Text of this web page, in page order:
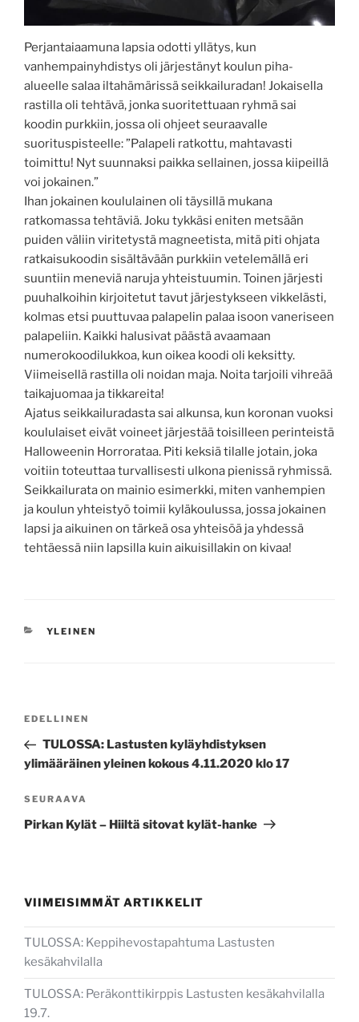
Perjantaiaamuna lapsia odotti yllätys, kun
vanhempainyhdistys oli järjestänyt koulun piha-
alueelle salaa iltahämärissä seikkailuradan! Jokaisella
rastilla oli tehtävä, jonka suoritettuaan ryhmä sai
koodin purkkiin, jossa oli ohjeet seuraavalle
suorituspisteelle: ”Palapeli ratkottu, mahtavasti
toimittu! Nyt suunnaksi paikka sellainen, jossa kiipeillä
voi jokainen.”
Ihan jokainen koululainen oli täysillä mukana
ratkomassa tehtäviä. Joku tykkäsi eniten metsään
puiden väliin viritetystä magneetista, mitä piti ohjata
ratkaisukoodin sisältävään purkkiin vetelemällä eri
suuntiin meneviä naruja yhteistuumin. Toinen järjesti
puuhalkoihin kirjoitetut tavut järjestykseen vikkelästi,
kolmas etsi puuttuvaa palapelin palaa isoon vaneriseen
palapeliin. Kaikki halusivat päästä avaamaan
numerokoodilukkoa, kun oikea koodi oli keksitty.
Viimeisellä rastilla oli noidan maja. Noita tarjoili vihreää
taikajuomaa ja tikkareita!
Ajatus seikkailuradasta sai alkunsa, kun koronan vuoksi
koululaiset eivät voineet järjestää toisilleen perinteistä
Halloweenin Horrorataa. Piti keksiä tilalle jotain, joka
voitiin toteuttaa turvallisesti ulkona pienissä ryhmissä.
Seikkailurata on mainio esimerkki, miten vanhempien
ja koulun yhteistyö toimii kyläkoulussa, jossa jokainen
lapsi ja aikuinen on tärkeä osa yhteisöä ja yhdessä
tehtäessä niin lapsilla kuin aikuisillakin on kivaa!
KATEGORIAT
YLEINEN
Edellinen
artikkeli
EDELLINEN
TULOSSA: Lastusten kyläyhdistyksen
ylimääräinen yleinen kokous 4.11.2020 klo 17
Seuraava
artikkeli
SEURAAVA
Pirkan Kylät – Hiiltä sitovat kylät-hanke
VIIMEISIMMÄT ARTIKKELIT
TULOSSA: Keppihevostapahtuma Lastusten
kesäkahvilalla
TULOSSA: Peräkonttikirppis Lastusten kesäkahvilalla
19.7.